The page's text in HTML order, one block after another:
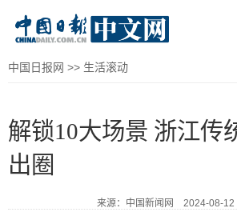
中国日报网 >> 生活滚动
解锁10大场景 浙江传
出圈
来源：中国新闻网 2024-08-12